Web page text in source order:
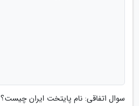
سوال اتفاقی: نام پایتخت ایران چیست؟